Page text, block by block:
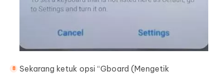
Sekarang ketuk opsi “Gboard (Mengetik